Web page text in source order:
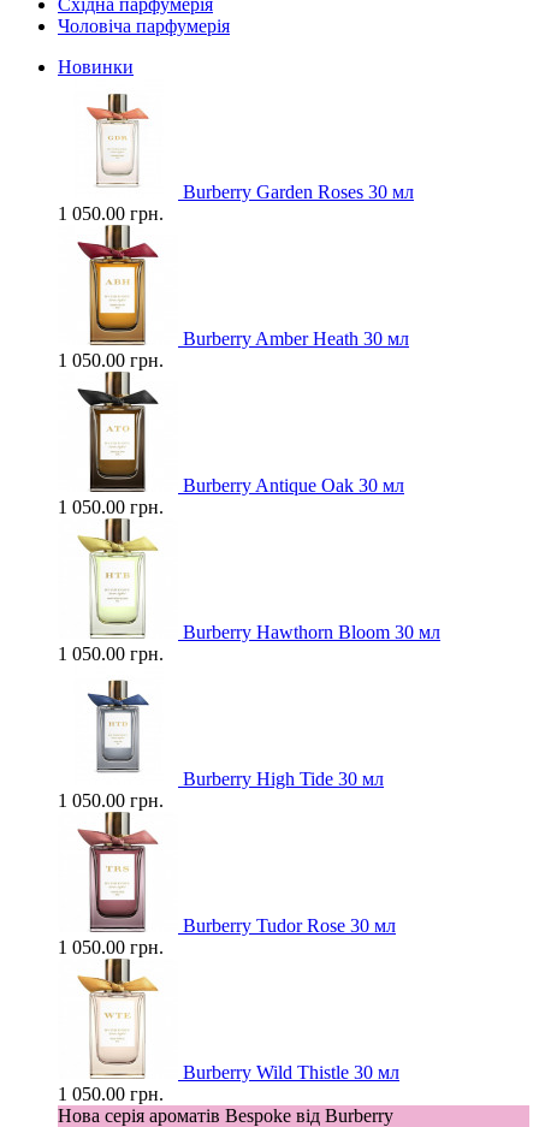
Східна парфумерія
Чоловіча парфумерія
Новинки
Burberry Garden Roses 30 мл
1 050.00 грн.
Burberry Amber Heath 30 мл
1 050.00 грн.
Burberry Antique Oak 30 мл
1 050.00 грн.
Burberry Hawthorn Bloom 30 мл
1 050.00 грн.
Burberry High Tide 30 мл
1 050.00 грн.
Burberry Tudor Rose 30 мл
1 050.00 грн.
Burberry Wild Thistle 30 мл
1 050.00 грн.
Нова серія ароматів Bespoke від Burberry